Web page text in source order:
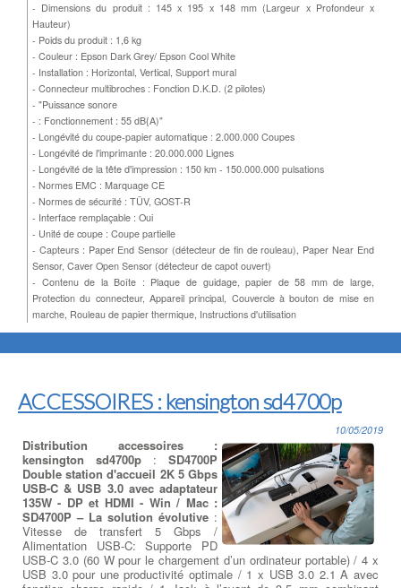
- Dimensions du produit : 145 x 195 x 148 mm (Largeur x Profondeur x
Hauteur)
- Poids du produit : 1,6 kg
- Couleur : Epson Dark Grey/ Epson Cool White
- Installation : Horizontal, Vertical, Support mural
- Connecteur multibroches : Fonction D.K.D. (2 pilotes)
- "Puissance sonore
- : Fonctionnement : 55 dB{A)"
- Longévité du coupe-papier automatique : 2.000.000 Coupes
- Longévité de l'imprimante : 20.000.000 Lignes
- Longévité de la tête d'impression : 150 km - 150.000.000 pulsations
- Normes EMC : Marquage CE
- Normes de sécurité : TÜV, GOST-R
- Interface remplaçable : Oui
- Unité de coupe : Coupe partielle
- Capteurs : Paper End Sensor (détecteur de fin de rouleau), Paper Near End
Sensor, Caver Open Sensor (détecteur de capot ouvert)
- Contenu de la Boîte : Plaque de guidage, papier de 58 mm de large,
Protection du connecteur, Appareil principal, Couvercle à bouton de mise en
marche, Rouleau de papier thermique, Instructions d'utilisation
ACCESSOIRES : kensington sd4700p
10/05/2019
Distribution accessoires :
kensington sd4700p : SD4700P
Double station d'accueil 2K 5 Gbps
USB-C & USB 3.0 avec adaptateur
135W - DP et HDMI - Win / Mac :
SD4700P – La solution évolutive :
Vitesse de transfert 5 Gbps /
Alimentation USB-C: Supporte PD
USB-C 3.0 (60 W pour le chargement d’un ordinateur portable) / 4 x
USB 3.0 pour une productivité optimale / 1 x USB 3.0 2.1 A avec